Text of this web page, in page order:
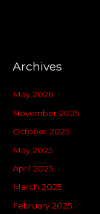
Archives
May 2026
November 2025
October 2025
May 2025
April 2025
March 2025
February 2025